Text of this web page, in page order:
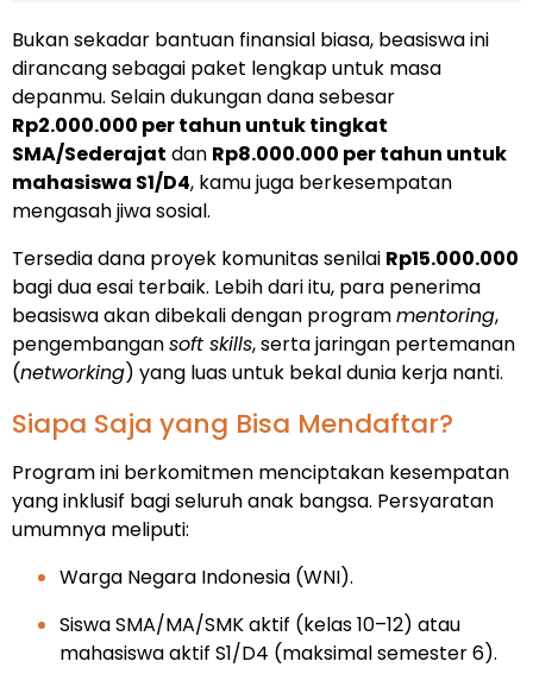
Bukan sekadar bantuan finansial biasa, beasiswa ini
dirancang sebagai paket lengkap untuk masa
depanmu. Selain dukungan dana sebesar
Rp2.000.000 per tahun untuk tingkat
SMA/Sederajat dan Rp8.000.000 per tahun untuk
mahasiswa S1/D4, kamu juga berkesempatan
mengasah jiwa sosial.
Tersedia dana proyek komunitas senilai Rp15.000.000
bagi dua esai terbaik. Lebih dari itu, para penerima
beasiswa akan dibekali dengan programmentoring,
pengembangansoft skills, serta jaringan pertemanan
(networking) yang luas untuk bekal dunia kerja nanti.
Siapa Saja yang Bisa Mendaftar?
Program ini berkomitmen menciptakan kesempatan
yang inklusif bagi seluruh anak bangsa. Persyaratan
umumnya meliputi:
Warga Negara Indonesia (WNI).
Siswa SMA/MA/SMK aktif (kelas 10–12) atau
mahasiswa aktif S1/D4 (maksimal semester 6).